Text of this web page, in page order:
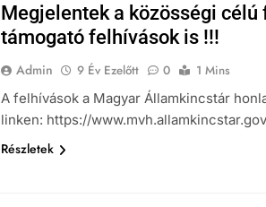
Megjelentek a közösségi
támogató felhívások is !!!
Admin 9 Év Ezelőtt 0
1 Mins
A felhívások a Magyar Államkincstár
linken: https://
Részletek